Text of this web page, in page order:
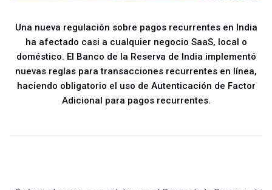
Una nueva regulación sobre pagos recurrentes en India
ha afectado casi a cualquier negocio SaaS, local o
doméstico. El Banco de la Reserva de India implementó
nuevas reglas para transacciones recurrentes en línea,
haciendo obligatorio el uso de Autenticación de Factor
Adicional para pagos recurrentes.